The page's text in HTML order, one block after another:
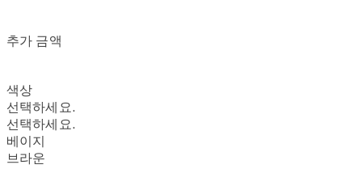
추가 금액
색상
선택하세요.
선택하세요.
베이지
브라운